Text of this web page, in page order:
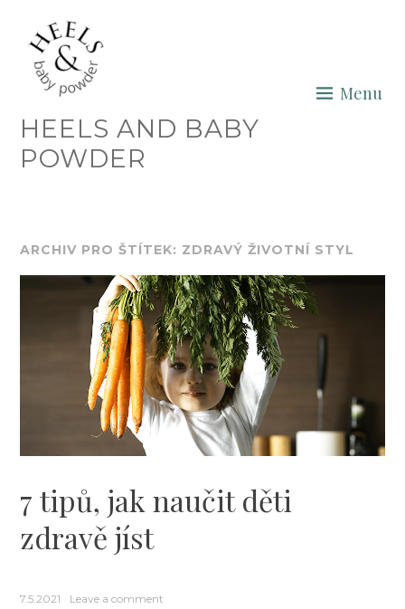
content
HEELS AND BABY
POWDER
Menu
ARCHIV PRO ŠTÍTEK: ZDRAVÝ ŽIVOTNÍ STYL
7 tipů, jak naučit děti
zdravě jíst
7.5.2021 Leave a comment